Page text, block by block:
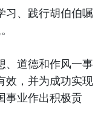
习、践行胡伯伯嘱
、道德和作风一事
效，并为成功实现
事业作出积极贡